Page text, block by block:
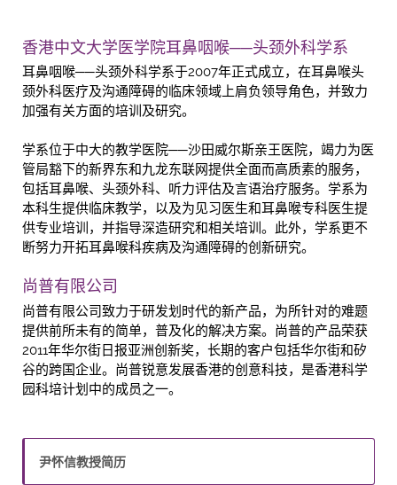
香港中文大学医学院耳鼻咽喉──头颈外科学系
耳鼻咽喉──头颈外科学系于2007年正式成立，在耳鼻喉头
颈外科医疗及沟通障碍的临床领域上肩负领导角色，并致力
加强有关方面的培训及研究。
学系位于中大的教学医院──沙田威尔斯亲王医院，竭力为医
管局豁下的新界东和九龙东联网提供全面而高质素的服务，
包括耳鼻喉、头颈外科、听力评估及言语治疗服务。学系为
本科生提供临床教学，以及为见习医生和耳鼻喉专科医生提
供专业培训，并指导深造研究和相关培训。此外，学系更不
断努力开拓耳鼻喉科疾病及沟通障碍的创新研究。
尚普有限公司
尚普有限公司致力于研发划时代的新产品，为所针对的难题
提供前所未有的简单，普及化的解决方案。尚普的产品荣获
2011年华尔街日报亚洲创新奖，长期的客户包括华尔街和矽
谷的跨国企业。尚普锐意发展香港的创意科技，是香港科学
园科培计划中的成员之一。
尹怀信教授简历